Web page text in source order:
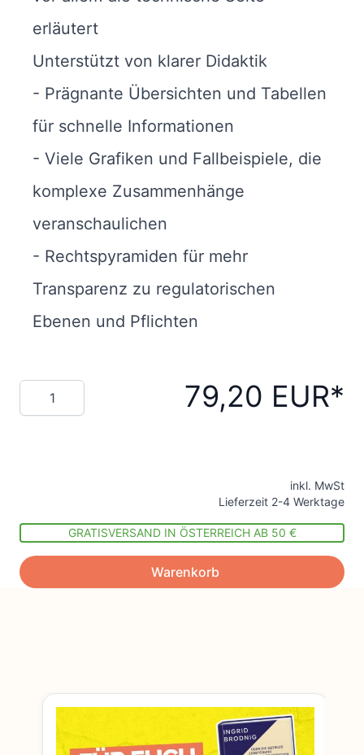
erläutert
Unterstützt von klarer Didaktik
- Prägnante Übersichten und Tabellen
für schnelle Informationen
- Viele Grafiken und Fallbeispiele, die
komplexe Zusammenhänge
veranschaulichen
- Rechtspyramiden für mehr
Transparenz zu regulatorischen
Ebenen und Pflichten
Menge 79,20 EUR
inkl. MwSt
Lieferzeit 2-4 Werktage
GRATISVERSAND IN ÖSTERREICH AB 50 €
Warenkorb